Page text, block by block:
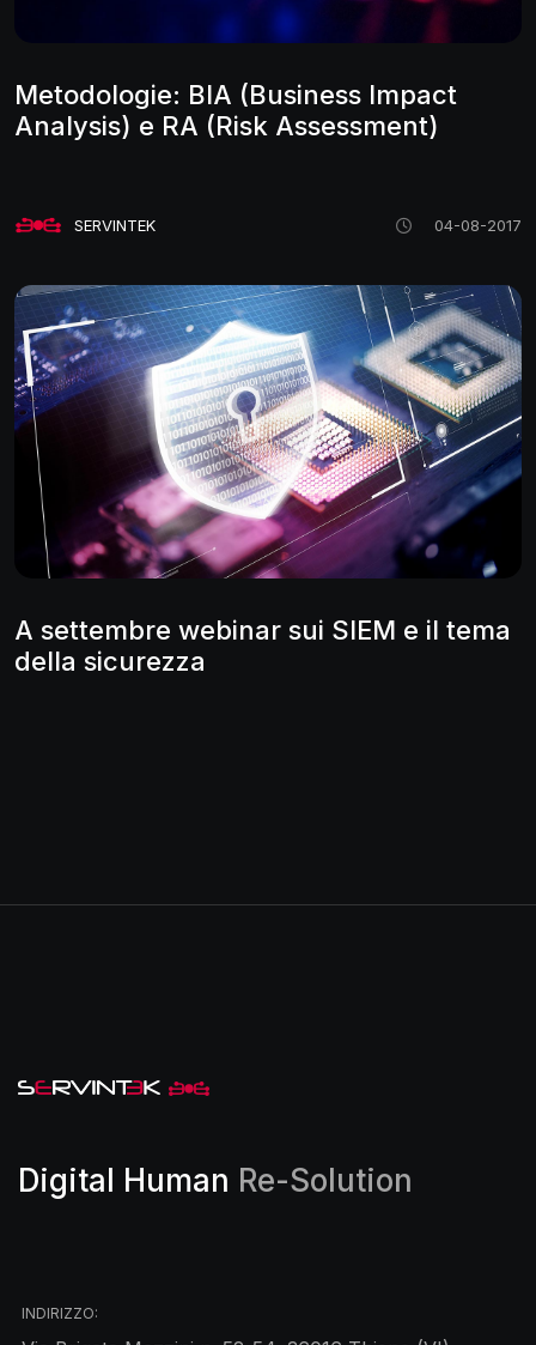
Metodologie: BIA (Business Impact
Analysis) e RA (Risk Assessment)
SERVINTEK 04-08-2017
A settembre webinar sui SIEM e il tema
della sicurezza
Digital Human Re-Solution
INDIRIZZO: